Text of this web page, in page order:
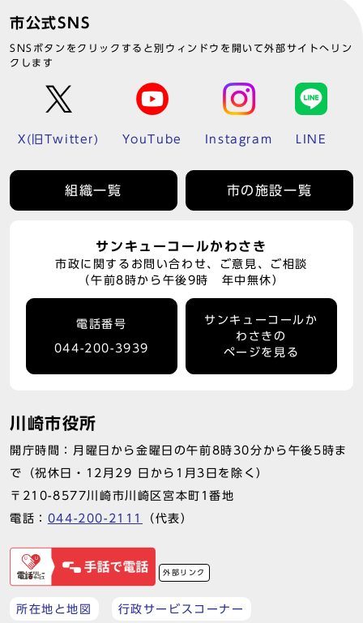
市公式SNS
SNSボタンをクリックすると別ウィンドウを開いて外部サイトへリン
クします
X(旧Twitter) YouTube Instagram LINE
組織一覧 市の施設一覧
サンキューコールかわさき
市政に関するお問い合わせ、ご意見、ご相談
（午前8時から午後9時 年中無休）
電話番号
044-200-3939
サンキューコールか
わさきの
ページを見る
川崎市役所
開庁時間：月曜日から金曜日の午前8時30分から午後5時ま
で（祝休日・12月29 日から1月3日を除く）
〒210-8577川崎市川崎区宮本町1番地
電話： 044-200-2111 （代表）
外部リンク
所在地と地図 行政サービスコーナー